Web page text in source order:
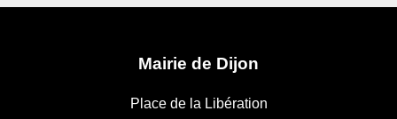
Mairie de Dijon
Place de la Libération